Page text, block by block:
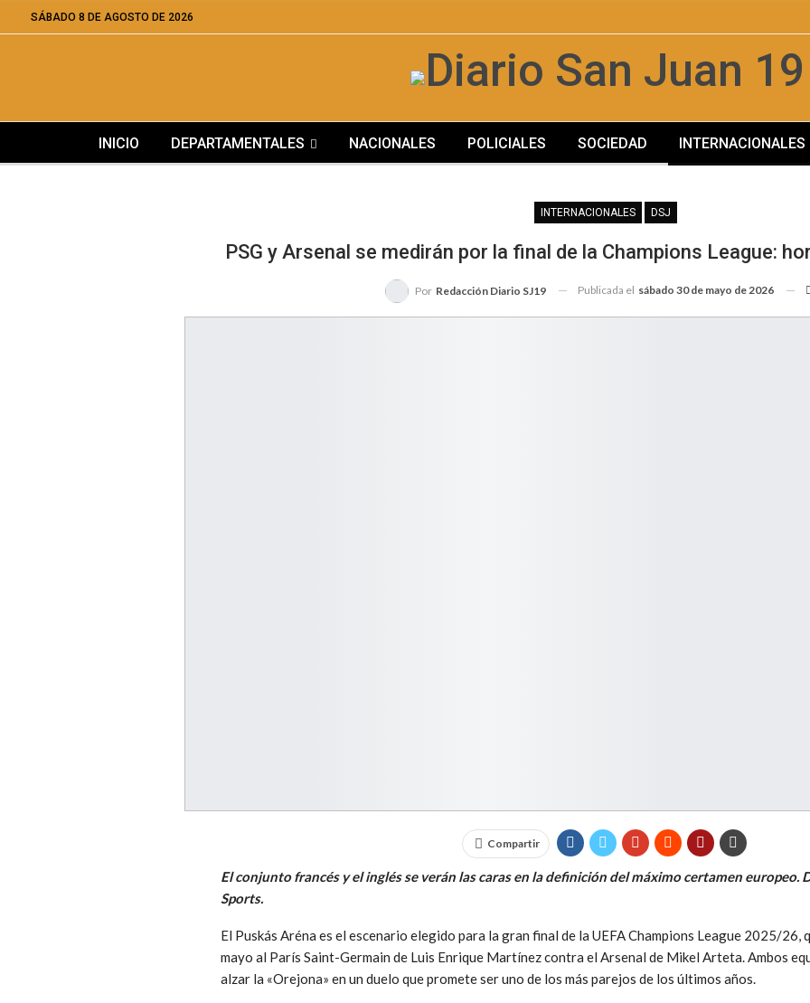
SÁBADO 8 DE AGOSTO DE 2026
INICIO DEPARTAMENTALES NACIONALES POLICIALES SOCIEDAD INTERNACIONALES
INTERNACIONALES DSJ
PSG y Arsenal se medirán por la final de la Champions League:
Por Redacción Diario SJ19 Publicada el sábado 30 de mayo de 2026
Compartir
El conjunto francés y el inglés se verán las caras en la definición del máximo certamen europeo.
Sports.
El Puskás Aréna es el escenario elegido para la gran final de la UEFA Champions League 2025/26,
mayo al París Saint-Germain de Luis Enrique Martínez contra el Arsenal de Mikel Arteta. Ambos
alzar la «Orejona» en un duelo que promete ser uno de los más parejos de los últimos años.